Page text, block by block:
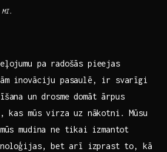
pa‍ radošās ‌pieejas
inovāciju pasaulē, ir svarīgi
un ⁢drosme domāt ārpus
mūs virza uz nākotni. Mūsu
mūs mudina ne ‌tikai ⁣izmantot
⁢bet ‌arī izprast ⁣to,‌ kā